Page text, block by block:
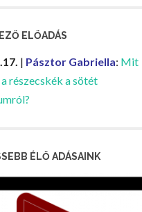
ELŐADÁS
| Pásztor Gabriella: Mit
részecskék a sötét
ÉLŐ ADÁSAINK